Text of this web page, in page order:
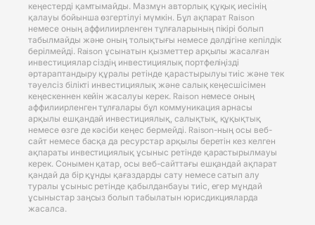
кеңестерді қамтымайды. Мазмұн авторлық құқық иесінің
қалауы бойынша өзгертілуі мүмкін. Бұл ақпарат Raison
немесе оның аффилиирленген тұлғаларының пікірі болып
табылмайды және оның толықтығы немесе дәлдігіне кепілдік
берілмейді. Raison ұсынатын қызметтер арқылы жасалған
инвестициялар сіздің инвестициялық портфеліңізді
әртараптандыру құралы ретінде қарастырылуы тиіс және тек
тәуелсіз білікті инвестициялық және салық кеңесшісімен
кеңескеннен кейін жасалуы керек. Raison немесе оның
аффилиирленген тұлғалары бұл коммуникация арнасы
арқылы ешқандай инвестициялық, салықтық, құқықтық
немесе өзге де кәсіби кеңес бермейді. Raison-ның осы веб-
сайт немесе басқа да ресурстар арқылы беретін кез келген
ақпараты инвестициялық ұсыныс ретінде қарастырылмауы
керек. Сонымен қатар, осы веб-сайттағы ешқандай ақпарат
қандай да бір құнды қағаздарды сату немесе сатып алу
туралы ұсыныс ретінде қабылданбауы тиіс, егер мұндай
ұсыныстар заңсыз болып табылатын юрисдикцияларда
жасалса.